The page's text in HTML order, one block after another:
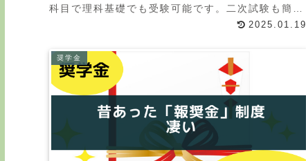
科目で理科基礎でも受験可能です。二次試験も簡単
な数学と英語のみです。共通テスト失敗した方、ど
2025.01.19
奨学金